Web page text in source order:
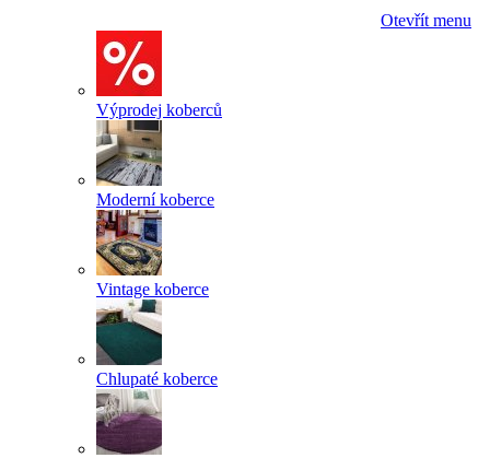
Otevřít menu
Výprodej koberců
Moderní koberce
Vintage koberce
Chlupaté koberce